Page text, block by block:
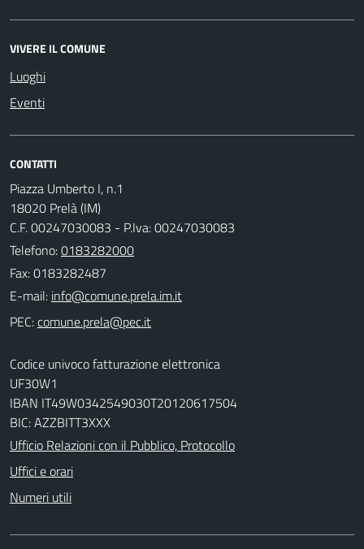
VIVERE IL COMUNE
Luoghi
Eventi
CONTATTI
Piazza Umberto I, n.1
18020 Prelà (IM)
C.F. 00247030083 - P.Iva: 00247030083
Telefono:0183282000
Fax: 0183282487
E-mail:
PEC:
Codice univoco fatturazione elettronica
UF30W1
IBAN IT49W0342549030T20120617504
BIC: AZZBITT3XXX
Ufficio Relazioni con il Pubblico, Protocollo
Uffici e orari
Numeri utili